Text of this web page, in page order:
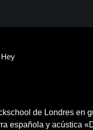
de Londres en
española y acústica